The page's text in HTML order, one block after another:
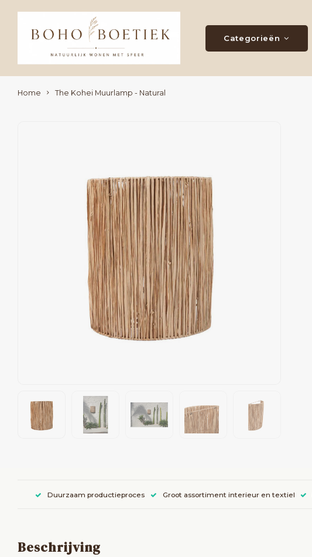
Categorieën
Home The Kohei Muurlamp - Natural
Duurzaam productieproces Groot assortiment interieur en textiel
Beschrijving